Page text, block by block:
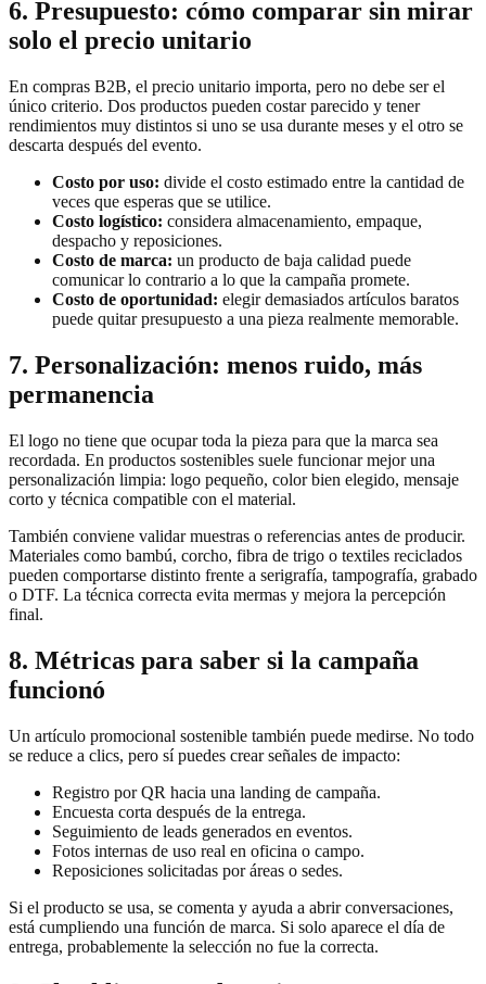
6. Presupuesto: cómo comparar sin mirar
solo el precio unitario
En compras B2B, el precio unitario importa, pero no debe ser el
único criterio. Dos productos pueden costar parecido y tener
rendimientos muy distintos si uno se usa durante meses y el otro se
descarta después del evento.
Costo por uso: divide el costo estimado entre la cantidad de
veces que esperas que se utilice.
Costo logístico: considera almacenamiento, empaque,
despacho y reposiciones.
Costo de marca: un producto de baja calidad puede
comunicar lo contrario a lo que la campaña promete.
Costo de oportunidad: elegir demasiados artículos baratos
puede quitar presupuesto a una pieza realmente memorable.
7. Personalización: menos ruido, más
permanencia
El logo no tiene que ocupar toda la pieza para que la marca sea
recordada. En productos sostenibles suele funcionar mejor una
personalización limpia: logo pequeño, color bien elegido, mensaje
corto y técnica compatible con el material.
También conviene validar muestras o referencias antes de producir.
Materiales como bambú, corcho, fibra de trigo o textiles reciclados
pueden comportarse distinto frente a serigrafía, tampografía, grabado
o DTF. La técnica correcta evita mermas y mejora la percepción
final.
8. Métricas para saber si la campaña
funcionó
Un artículo promocional sostenible también puede medirse. No todo
se reduce a clics, pero sí puedes crear señales de impacto:
Registro por QR hacia una landing de campaña.
Encuesta corta después de la entrega.
Seguimiento de leads generados en eventos.
Fotos internas de uso real en oficina o campo.
Reposiciones solicitadas por áreas o sedes.
Si el producto se usa, se comenta y ayuda a abrir conversaciones,
está cumpliendo una función de marca. Si solo aparece el día de
entrega, probablemente la selección no fue la correcta.